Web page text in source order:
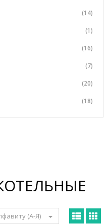
(14)
(1)
(16)
(7)
(20)
(18)
(А-Я)